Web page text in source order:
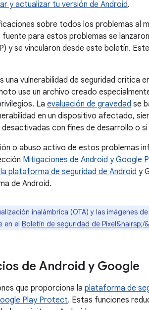
y actualizar tu versión de Android.
sobre todos los problemas al
para estos problemas se
y se vincularon desde este boletín.
una vulnerabilidad de seguridad crítica
use un archivo creado
La evaluación de gravedad se
en un dispositivo afectado,
con fines de desarrollo o
o abuso activo de estos problemas
Mitigaciones de Android y Google
plataforma de seguridad de Android y
de Android.
inalámbrica (OTA) y las imágenes
en el Boletín de seguridad de Pixel&hairsp;/
de Android y Google
que proporciona la plataforma de
Play Protect. Estas funciones